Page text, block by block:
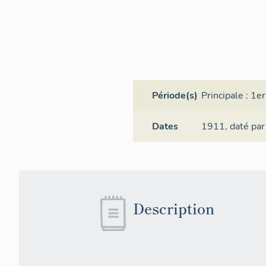
Période(s) Principale :
Dates 1911,daté
Description